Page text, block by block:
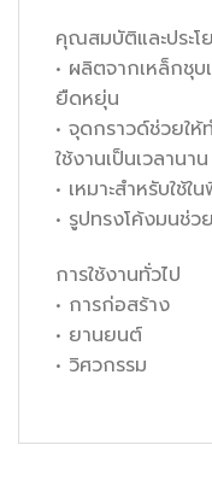
คุณสมบัติและประโ
• ผลิตจากเหล็กชุ
ยืดหยุ่น
• จุดกราวด์ช่วยใ
ใช้งานเป็นเวลานาน
• เหมาะสำหรับใช้
• รูปทรงโค้งมนช่ว
การใช้งานทั่วไป
• การก่อสร้าง
• ยานยนต์
• วิศวกรรม